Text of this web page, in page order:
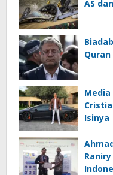
AS
Isinya